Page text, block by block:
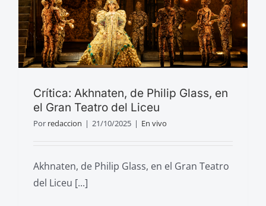
Crítica: Akhnaten, de Philip Glass, en
el Gran Teatro del Liceu
Por redaccion | 21/10/2025 | En vivo
Akhnaten, de Philip Glass, en el Gran Teatro
del Liceu [...]